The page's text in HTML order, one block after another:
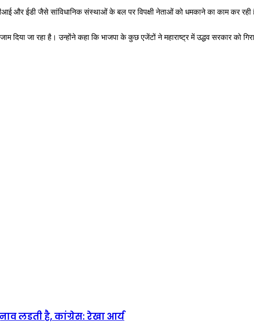
और ईडी जैसे सांविधानिक संस्थाओं के बल पर विपक्षी नेताओं को धमकाने का काम कर
दिया जा रहा है। उन्होंने कहा कि भाजपा के कुछ एजेंटों ने महाराष्ट्र में उद्धव सरकार को
लडती है, कांग्रेस: रेखा आर्य